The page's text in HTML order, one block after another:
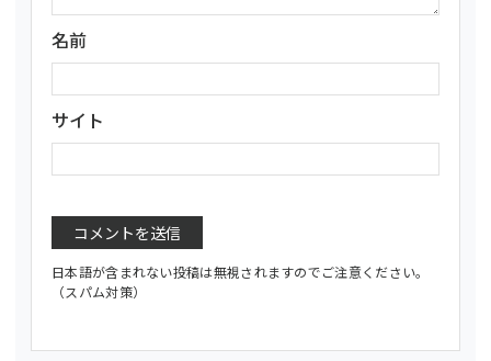
名前
サイト
日本語が含まれない投稿は無視されますのでご注意ください。
（スパム対策）